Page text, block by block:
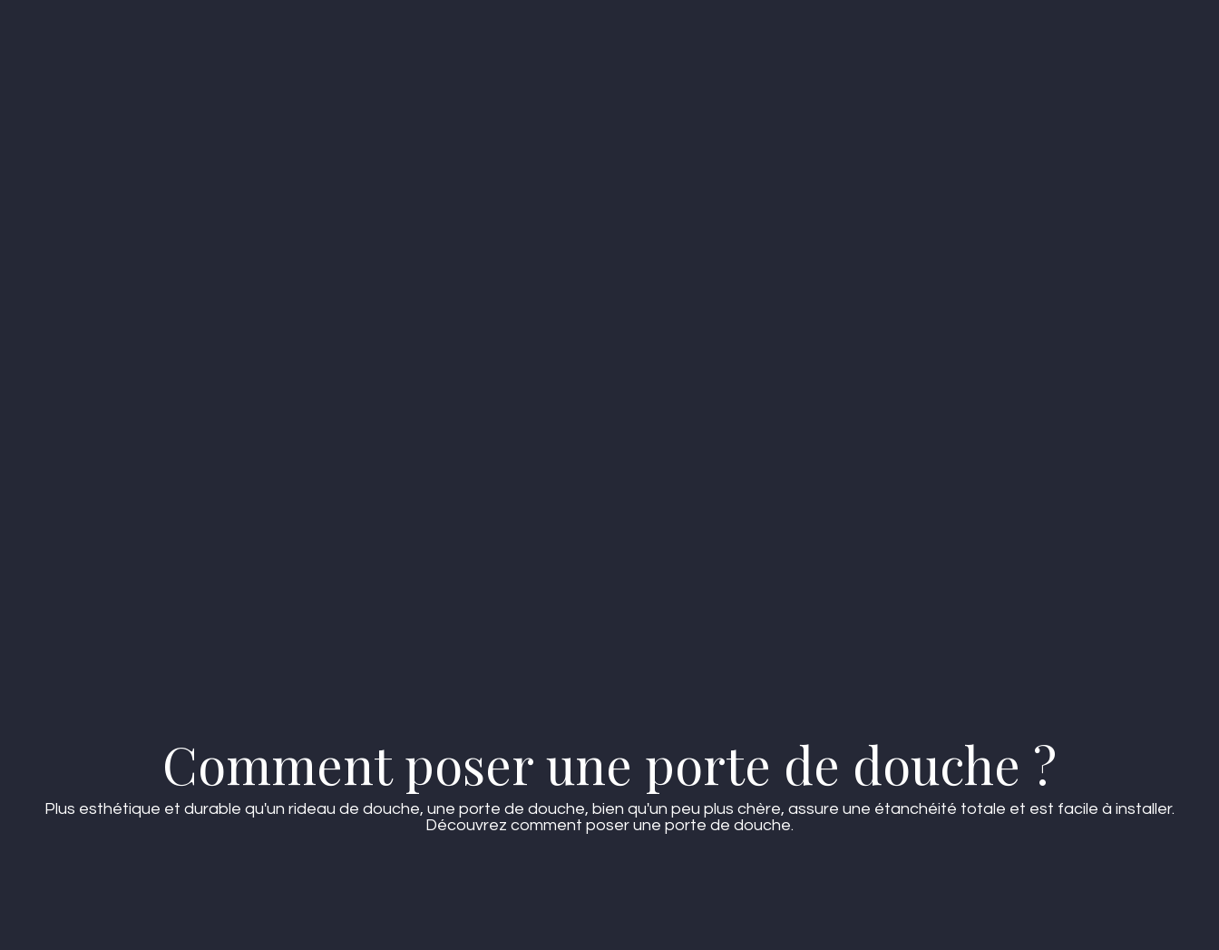
Comment poser une porte de douche ?
Plus esthétique et durable qu'un rideau de douche, une porte de douche, bien qu'un peu plus chère, assure une étanchéité totale et est facile à installer.
Découvrez comment poser une porte de douche.